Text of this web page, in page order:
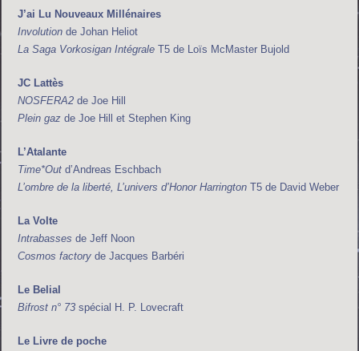
J’ai Lu Nouveaux Millénaires
Involution de Johan Heliot
La Saga Vorkosigan Intégrale T5 de Loïs McMaster Bujold
JC Lattès
NOSFERA2 de Joe Hill
Plein gaz de Joe Hill et Stephen King
L’Atalante
Time*Out d’Andreas Eschbach
L’ombre de la liberté, L’univers d’Honor Harrington T5 de David Weber
La Volte
Intrabasses de Jeff Noon
Cosmos factory de Jacques Barbéri
Le Belial
Bifrost n° 73 spécial H. P. Lovecraft
Le Livre de poche